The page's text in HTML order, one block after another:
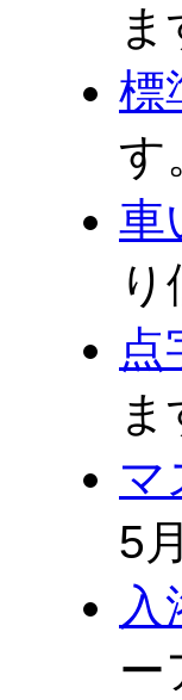
ま
標
す
車
点
ま
マ
5
ー